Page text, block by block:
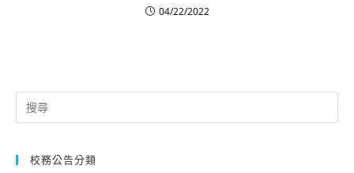
04/22/2022
Search
for:
校務公告分類